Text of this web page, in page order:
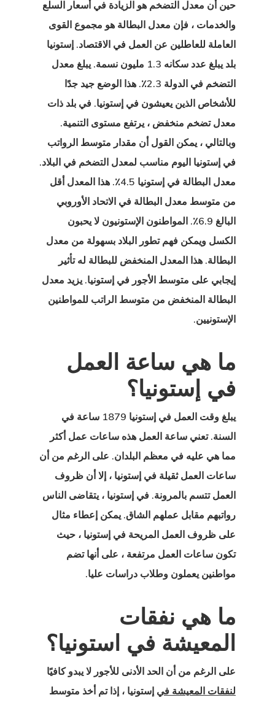
حين أن معدل التضخم هو الزيادة في أسعار السلع
والخدمات ، فإن معدل البطالة هو مجموع القوى
العاملة للعاطلين عن العمل في الاقتصاد. إستونيا
بلد يبلغ عدد سكانه 1.3 مليون نسمة. يبلغ معدل
التضخم في الدولة 2.3٪. هذا الوضع جيد جدًا
للأشخاص الذين يعيشون في إستونيا. في بلد ذات
معدل تضخم منخفض ، يرتفع مستوى التنمية.
وبالتالي ، يمكن القول أن مقدار متوسط الرواتب
في إستونيا اليوم مناسب لمعدل التضخم في البلاد.
معدل البطالة في إستونيا 4.5٪. هذا المعدل أقل
من متوسط معدل البطالة في الاتحاد الأوروبي
البالغ 6.9٪. المواطنون الإستونيون لا يحبون
الكسل ويمكن فهم تطور البلاد بسهولة من معدل
البطالة. هذا المعدل المنخفض للبطالة له تأثير
إيجابي على متوسط الأجور في إستونيا. يزيد معدل
البطالة المنخفض من متوسط الراتب للمواطنين
الإستونيين.
ما هي ساعة العمل
في إستونيا؟
يبلغ وقت العمل في إستونيا
1879 ساعة في
السنة. تعني ساعة العمل هذه ساعات عمل أكثر
مما هي عليه في معظم البلدان. على الرغم من أن
ساعات العمل ثقيلة في إستونيا ، إلا أن ظروف
العمل تتسم بالمرونة. في إستونيا ، يتقاضى الناس
رواتبهم مقابل عملهم الشاق. يمكن إعطاء مثال
على ظروف العمل المريحة في إستونيا ، حيث
تكون ساعات العمل مرتفعة ، على أنها تضم
مواطنين يعملون وطلاب دراسات عليا.
ما هي نفقات
المعيشة في استونيا؟
على الرغم من أن الحد الأدنى للأجور لا يبدو كافيًا
لنفقات المعيشة في إستونيا ، إذا تم أخذ متوسط
الناشئة
الإقامة
للاتحاد
– برامج
بدء التشغيل
الإقامة مع
اليونان –
الذهبية
الاستشارات
الوكالة
البيانات
عن
الدفع فشلت
أسعار الوكيل
الدولة التي
إستونيا